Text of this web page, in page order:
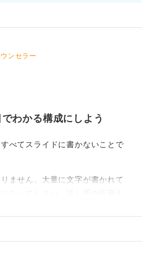
ンセラー
わかる構成にしよう
べてスライドに書かないことで
ません。大量に文字が書かれて
なってしまい、話し手の言葉も